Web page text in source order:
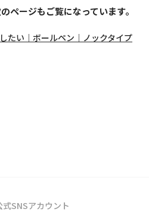
ページもご覧になっています。
たい｜ボールペン｜ノックタイプ
SNSアカウント